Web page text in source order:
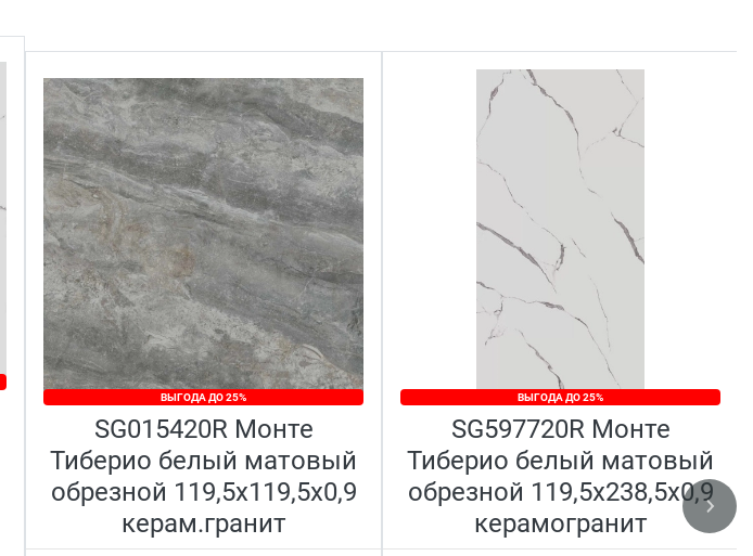
ВЫГОДА ДО 25%
SG015420R Монте
Тиберио белый матовый
обрезной 119,5x119,5x0,9
керам.гранит
ВЫГОДА ДО 25%
SG597720R Монте
Тиберио белый матовый
обрезной 119,5x238,5x0,9
керамогранит